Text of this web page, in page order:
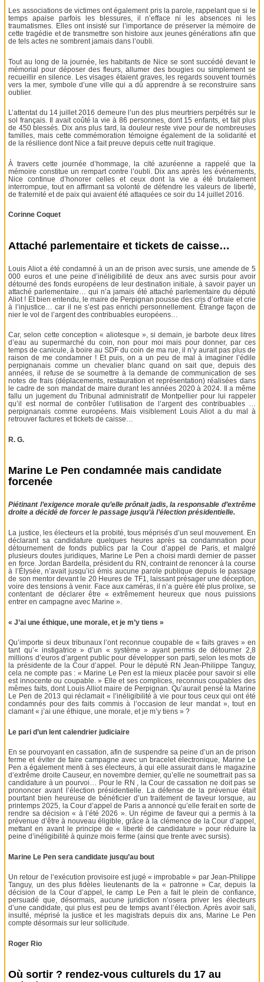
Les associations de victimes ont également pris la parole, rappelant que si le
temps apaise parfois les blessures, il n’efface ni les absences ni les
traumatismes. Elles ont insisté sur l’importance de préserver la mémoire de
cette tragédie et de transmettre son histoire aux jeunes générations afin que
de tels actes ne sombrent jamais dans l’oubli.
Tout au long de la journée, les habitants de Nice se sont succédé devant le
mémorial pour déposer des fleurs, allumer des bougies ou simplement se
recueillir en silence. Les visages étaient graves, les regards souvent tournés
vers la mer, symbole d’une ville qui a dû apprendre à se reconstruire sans
oublier.
L’attentat du 14 juillet 2016 demeure l’un des plus meurtriers perpétrés sur le
sol français. Il avait coûté la vie à 86 personnes, dont 15 enfants, et fait plus
de 450 blessés. Dix ans plus tard, la douleur reste vive pour de nombreuses
familles, mais cette commémoration témoigne également de la solidarité et
de la résilience dont Nice a fait preuve depuis cette nuit tragique.
À travers cette journée d’hommage, la cité azuréenne a rappelé que la
mémoire constitue un rempart contre l’oubli. Dix ans après les événements,
Nice continue d’honorer celles et ceux dont la vie a été brutalement
interrompue, tout en affirmant sa volonté de défendre les valeurs de liberté,
de fraternité et de paix qui avaient été attaquées ce soir du 14 juillet 2016.
Corinne Coquet
Attaché parlementaire et tickets de caisse…
Louis Aliot a été condamné à un an de prison avec sursis, une amende de 5
000 euros et une peine d’inéligibilité de deux ans avec sursis pour avoir
détourné des fonds européens de leur destination initiale, à savoir payer un
attaché parlementaire… qui n’a jamais été attaché parlementaire du député
Aliot ! Et bien entendu, le maire de Perpignan pousse des cris d’orfraie et crie
à l’injustice… car il ne s’est pas enrichi personnellement. Étrange façon de
nier le vol de l’argent des contribuables européens…
Car, selon cette conception « aliotesque », si demain, je barbote deux litres
d’eau au supermarché du coin, non pour moi mais pour donner, par ces
temps de canicule, à boire au SDF du coin de ma rue, il n’y aurait pas plus de
raison de me condamner ! Et puis, on a un peu de mal à imaginer l’édile
perpignanais comme un chevalier blanc quand on sait que, depuis des
années, il refuse de se soumettre à la demande de communication de ses
notes de frais (déplacements, restauration et représentation) réalisées dans
le cadre de son mandat de maire durant les années 2020 à 2024. Il a même
fallu un jugement du Tribunal administratif de Montpellier pour lui rappeler
qu’il est normal de contrôler l’utilisation de l’argent des contribuables …
perpignanais comme européens. Mais visiblement Louis Aliot a du mal à
retrouver factures et tickets de caisse…
R. G.
Marine Le Pen condamnée mais candidate
forcenée
Piétinant l’exigence morale qu’elle prônait jadis, la responsable d’extrême
droite a décidé de forcer le passage jusqu’à l’élection présidentielle.
La justice, les électeurs et la probité, tous méprisés d’un seul mouvement. En
déclarant sa candidature quelques heures après sa condamnation pour
détournement de fonds publics par la Cour d’appel de Paris, et malgré
plusieurs doutes juridiques, Marine Le Pen a choisi mardi dernier de passer
en force. Jordan Bardella, président du RN, contraint de renoncer à la course
à l’Élysée, n’avait jusqu’ici émis aucune parole publique depuis le passage
de son mentor devant le 20 Heures de TF1, laissant présager une déception,
voire des tensions à venir. Face aux caméras, il n’a guère été plus prolixe, se
contentant de déclarer être « extrêmement heureux que nous puissions
entrer en campagne avec Marine ».
« J’ai une éthique, une morale, et je m’y tiens »
Qu’importe si deux tribunaux l’ont reconnue coupable de « faits graves » en
tant qu’« instigatrice » d’un « système » ayant permis de détourner 2,8
millions d’euros d’argent public pour développer son parti, selon les mots de
la présidente de la Cour d’appel. Pour le député RN Jean-Philippe Tanguy,
cela ne compte pas : « Marine Le Pen est la mieux placée pour savoir si elle
est innocente ou coupable. » Elle et ses complices, reconnus coupables des
mêmes faits, dont Louis Alliot maire de Perpignan. Qu’aurait pensé la Marine
Le Pen de 2013 qui réclamait « l’inéligibilité à vie pour tous ceux qui ont été
condamnés pour des faits commis à l’occasion de leur mandat », tout en
clamant « j’ai une éthique, une morale, et je m’y tiens » ?
Le pari d’un lent calendrier judiciaire
En se pourvoyant en cassation, afin de suspendre sa peine d’un an de prison
ferme et éviter de faire campagne avec un bracelet électronique, Marine Le
Pen a également menti à ses électeurs, à qui elle assurait dans le magazine
d’extrême droite Causeur, en novembre dernier, qu’elle ne soumettrait pas sa
candidature à un pourvoi… Pour le RN , la Cour de cassation ne doit pas se
prononcer avant l’élection présidentielle. La défense de la prévenue était
pourtant bien heureuse de bénéficier d’un traitement de faveur lorsque, au
printemps 2025, la Cour d’appel de Paris a annoncé qu’elle ferait en sorte de
rendre sa décision « à l’été 2026 ». Un régime de faveur qui a permis à la
prévenue d’être à nouveau éligible, grâce à la clémence de la Cour d’appel,
mettant en avant le principe de « liberté de candidature » pour réduire la
peine d’inéligibilité à quinze mois ferme (ainsi que trente avec sursis).
Marine Le Pen sera candidate jusqu’au bout
Un retour de l’exécution provisoire est jugé « improbable » par Jean-Philippe
Tanguy, un des plus fidèles lieutenants de la « patronne » Car, depuis la
décision de la Cour d’appel, le camp Le Pen a fait le plein de confiance,
persuadé que, désormais, aucune juridiction n’osera priver les électeurs
d’une candidate, qui plus est peu de temps avant l’élection. Après avoir sali,
insulté, méprisé la justice et les magistrats depuis dix ans, Marine Le Pen
compte désormais sur leur sollicitude.
Roger Rio
Où sortir ? rendez-vous culturels du 17 au